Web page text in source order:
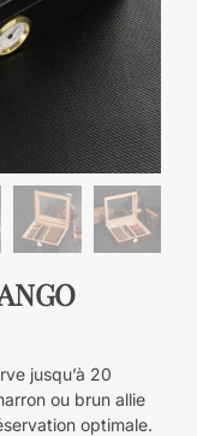
jusqu’à 20
ou brun allie
optimale.